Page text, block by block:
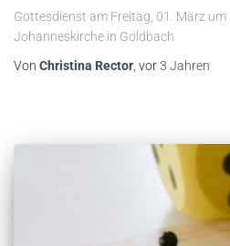
Gottesdienst am Freitag, 01. März um
Johanneskirche in Goldbach
Von Christina Rector, vor3 Jahren